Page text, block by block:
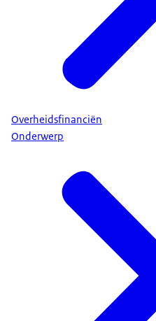
Overheidsfinanciën
Onderwerp